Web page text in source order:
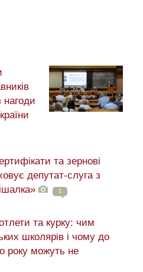
нагоди
та зернові
депутат-слуга з
1
та курку: чим
школярів і чому до
року можуть не